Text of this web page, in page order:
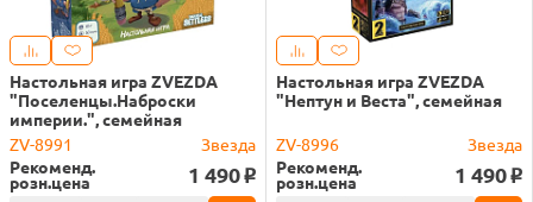
Настольная игра ZVEZDA
"Поселенцы.Hаброски
империи.", семейная
ZV-8991
Звезда
Рекоменд.
розн.цена 1 490 o
Настольная игра ZVEZDA
"Hептун и Веста", семейная
ZV-8996
Звезда
Рекоменд.
розн.цена 1 490 o